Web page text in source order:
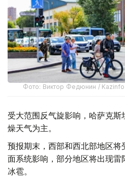
Фото: Виктор Федюнин /
受大范围反气旋影响，哈萨克
燥天气为主。
预报期末，西部和西北部地区
面系统影响，部分地区将出现
冰雹。